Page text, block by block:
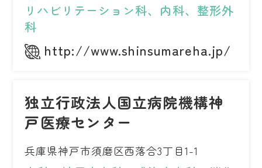
リハビリテーション科、内科、整形外
科
http://www.shinsumareha.jp/
独立行政法人国立病院機構神
戸医療センター
兵庫県神戸市須磨区西落合3丁目1-1